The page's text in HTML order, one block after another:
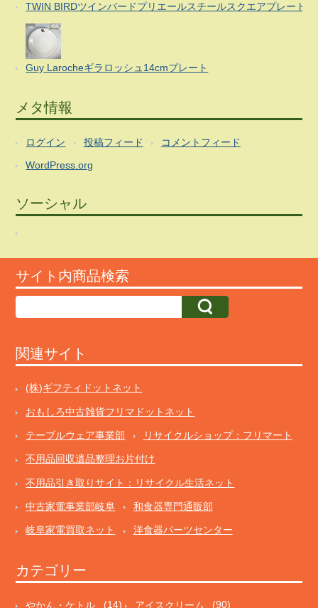
TWIN BIRDツインバードプリエールスチールスクエアプレート
Guy Larocheギラロッシュ14cmプレート
メタ情報
ログイン 投稿フィード コメントフィード
WordPress.org
ソーシャル
サイト内商品検索
関連サイト
(株)ギフティドットネット
おもしろ中古雑貨フリマドットネット
テーブルウェア事業部 リサイクルショップ：フリマート
不用品回収遺品整理お片付け
不用品引き取りサイト：リサイクル生活ネット
中古家電事業部岐阜 和食器専門通販部
岐阜家電買取ネット 洋食器パーツセンター
カテゴリー
やかん・ケトル (14) アイスクリーム (90)